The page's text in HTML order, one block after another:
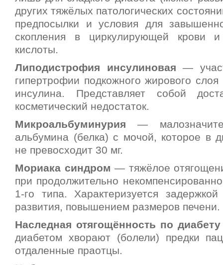
других тяжёлых патологических
предпосылки и условия для
скопления в циркулирующей крови
кислоты.
Липодистрофия инсулиновая —
гипертрофии подкожного жирового
инсулина. Представляет собой
косметический недостаток.
Микроальбуминурия —
альбумина (белка) с мочой, которое в
не превосходит 30 мг.
Мориака синдром — тяжёлое
при продолжительно
1-го типа. Характеризуется
развития, повышением размеров печени.
Наследная отягощённость по диабету
диабетом хворают (болели) предки
отдаленные праотцы.